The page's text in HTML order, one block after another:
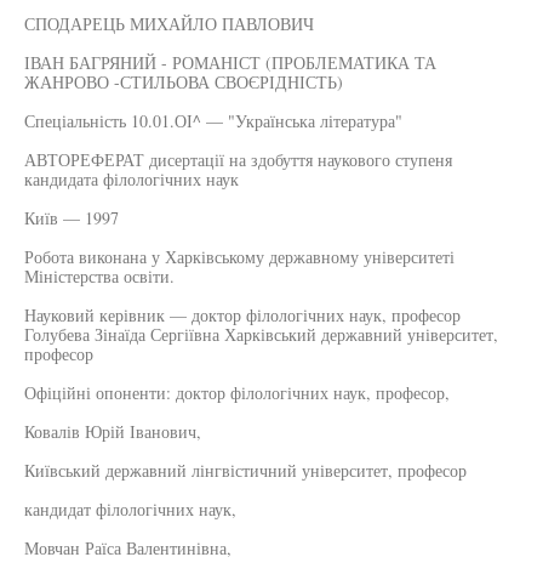
СПОДАРЕЦЬ МИХАЙЛО ПАВЛОВИЧ
ІВАН БАГРЯНИЙ - РОМАНІСТ (ПРОБЛЕМАТИКА ТА
ЖАНРОВО -СТИЛЬОВА СВОЄРІДНІСТЬ)
Спеціальність 10.01.ОІ^ — "Українська література"
АВТОРЕФЕРАТ дисертації на здобуття наукового ступеня
кандидата філологічних наук
Київ — 1997
Робота виконана у Харківському державному університеті
Міністерства освіти.
Науковий керівник — доктор філологічних наук, професор
Голубева Зінаїда Сергіївна Харківський державний університет,
професор
Офіційні опоненти: доктор філологічних наук, професор,
Ковалів Юрій Іванович,
Київський державний лінгвістичний університет, професор
кандидат філологічних наук,
Мовчан Раїса Валентинівна,